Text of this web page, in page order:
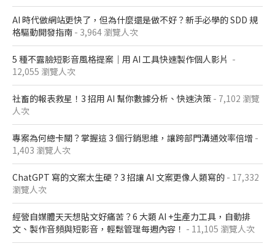
AI 時代做網站更快了，但為什麼還是做不好？新手必學的 SDD 規
格驅動開發指南 - 3,964 瀏覽人次
5 種不露臉短影音風格提案｜用 AI 工具快速製作個人影片 -
12,055 瀏覽人次
社畜的報表救星！3 招用 AI 幫你數據分析、快速決策 - 7,102 瀏覽
人次
專案為何總卡關？掌握這 3 個行銷思維，讓跨部門溝通效率倍增 -
1,403 瀏覽人次
ChatGPT 寫的文案太生硬？3 招讓 AI 文案更像人類寫的 - 17,332
瀏覽人次
經營自媒體天天想貼文好痛苦？6 大類 AI +生產力工具，自動排
文、製作音頻與短影音，輕鬆管理每週內容！ - 11,105 瀏覽人次